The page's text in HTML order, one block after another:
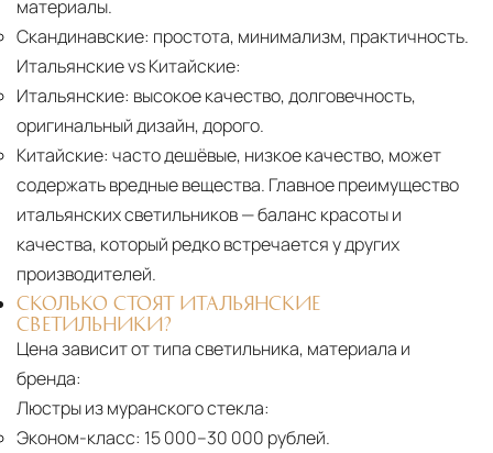
материалы.
Скандинавские: простота, минимализм, практичность.
Итальянские vs Китайские:
Итальянские: высокое качество, долговечность,
оригинальный дизайн, дорого.
Китайские: часто дешёвые, низкое качество, может
содержать вредные вещества. Главное преимущество
итальянских светильников — баланс красоты и
качества, который редко встречается у других
производителей.
СКОЛЬКО СТОЯТ ИТАЛЬЯНСКИЕ
СВЕТИЛЬНИКИ?
Цена зависит от типа светильника, материала и
бренда:
Люстры из муранского стекла:
Эконом-класс: 15 000–30 000 рублей.